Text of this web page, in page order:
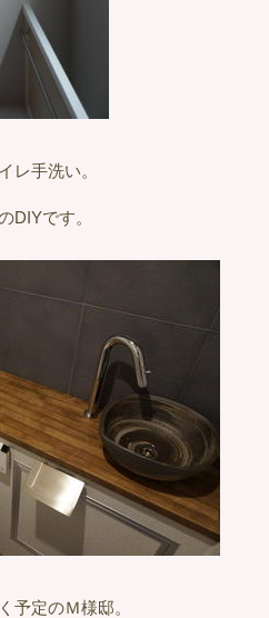
レ手洗い。
DIYです。
予定のＭ様邸。